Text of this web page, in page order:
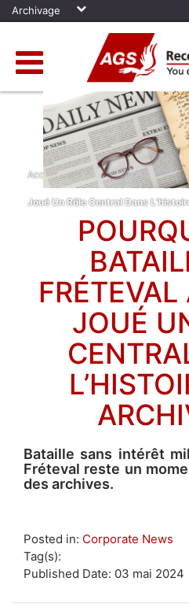
Archivage
Accueil » News » Pourquoi La
Joué Un Rôle Central Dans
JOUÉ
Bataille sans intérêt
Fréteval reste un
des archives.
Posted in: Corporate News
Tag(s):
Published Date: 03 mai 2024